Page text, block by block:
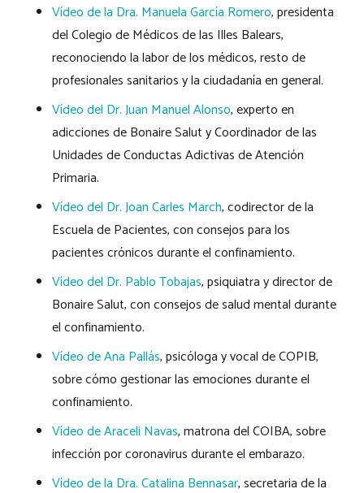
Vídeo de la Dra. Manuela García Romero, presidenta
del Colegio de Médicos de las Illes Balears,
reconociendo la labor de los médicos, resto de
profesionales sanitarios y la ciudadanía en general.
Vídeo del Dr. Juan Manuel Alonso, experto en
adicciones de Bonaire Salut y Coordinador de las
Unidades de Conductas Adictivas de Atención
Primaria.
Vídeo del Dr. Joan Carles March, codirector de la
Escuela de Pacientes, con consejos para los
pacientes crónicos durante el confinamiento.
Vídeo del Dr. Pablo Tobajas, psiquiatra y director de
Bonaire Salut, con consejos de salud mental durante
el confinamiento.
Vídeo de Ana Pallás, psicóloga y vocal de COPIB,
sobre cómo gestionar las emociones durante el
confinamiento.
Vídeo de Araceli Navas, matrona del COIBA, sobre
infección por coronavirus durante el embarazo.
Vídeo de la Dra. Catalina Bennasar, secretaria de la